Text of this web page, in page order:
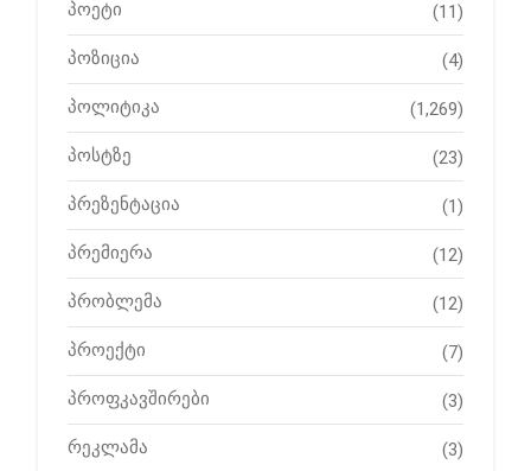
პოეტი (11)
პოზიცია (4)
პოლიტიკა (1,269)
პოსტზე (23)
პრეზენტაცია (1)
პრემიერა (12)
პრობლემა (12)
პროექტი (7)
პროფკავშირები (3)
რეკლამა (3)